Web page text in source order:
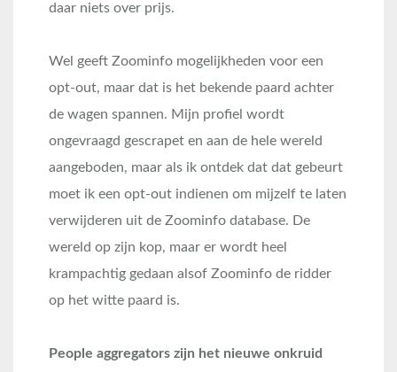
daar niets over prijs.
Wel geeft Zoominfo mogelijkheden voor een
opt-out, maar dat is het bekende paard achter
de wagen spannen. Mijn profiel wordt
ongevraagd gescrapet en aan de hele wereld
aangeboden, maar als ik ontdek dat dat gebeurt
moet ik een opt-out indienen om mijzelf te laten
verwijderen uit de Zoominfo database. De
wereld op zijn kop, maar er wordt heel
krampachtig gedaan alsof Zoominfo de ridder
op het witte paard is.
People aggregators zijn het nieuwe onkruid